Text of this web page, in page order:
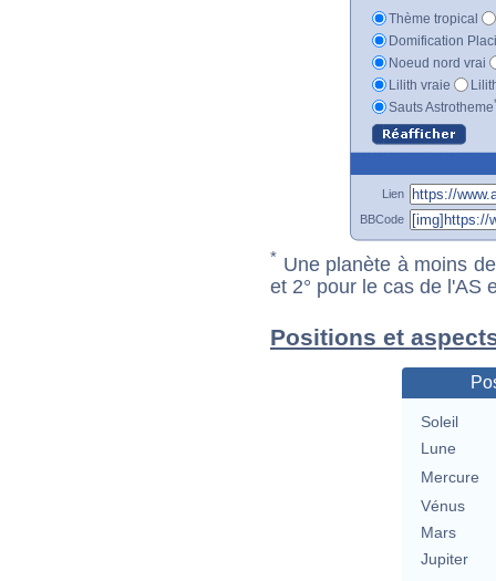
Thème tropical
Domification
Noeud nord vrai
Lilith vraie
Sauts Astrotheme
Lien
BBCode
* Une planète à moins
et 2° pour le cas de l'AS
Positions et
Soleil
Lune
Mercure
Vénus
Mars
Jupiter